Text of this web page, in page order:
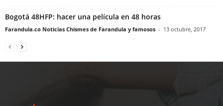
Bogotá 48HFP: hacer una película en 48 horas
Farandula.co Noticias Chismes de Farandula y famosos - 13 octubre, 2017